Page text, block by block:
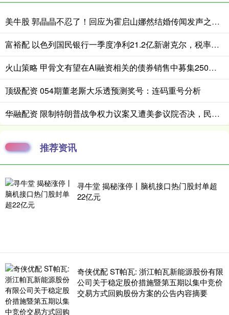
美牛股 郭晶晶不忍了！回应为霍启山娜然结婚传闻发声之事，我们都被骗了
富裕配 以色列国民银行一季度净利21.2亿新谢克尔，税率上升与降息拖累业绩
火山策略 甲骨文有望在AI融资相关的债券销售中募集250亿美元
顶级配资 054期董老厮大乐透预测奖号：连码重号分析
华融配资 限制特朗普战争权力议案又遭美参议院否决，民主党表示将“屡败屡战”
推荐资讯
寻牛堂 揭秘涨停丨脑机接口热门股封单超
22亿元
奇侠优配 ST帕瓦: 浙江帕瓦新能源股份有限
公司关于稳定股价措施暨第五期以集中竞价
交易方式回购股份方案的公告内容摘要